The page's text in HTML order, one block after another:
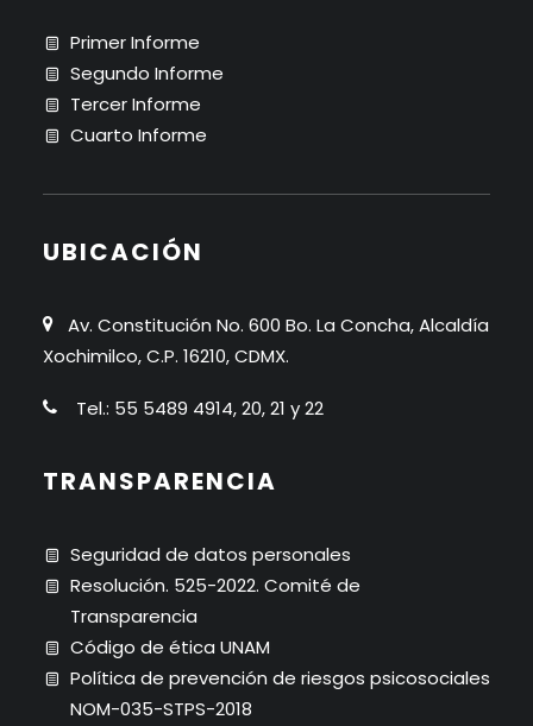
Primer Informe
Segundo Informe
Tercer Informe
Cuarto Informe
UBICACIÓN
Av. Constitución No. 600 Bo. La Concha, Alcaldía
Xochimilco, C.P. 16210, CDMX.
Tel.: 55 5489 4914, 20, 21 y 22
TRANSPARENCIA
Seguridad de datos personales
Resolución. 525-2022. Comité de
Transparencia
Código de ética UNAM
Política de prevención de riesgos psicosociales
NOM-035-STPS-2018